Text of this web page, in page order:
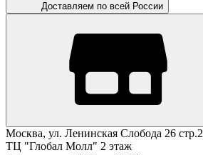
Доставляем по всей России
Москва, ул. Ленинская Слобода 26 стр.2
ТЦ "Глобал Молл" 2 этаж